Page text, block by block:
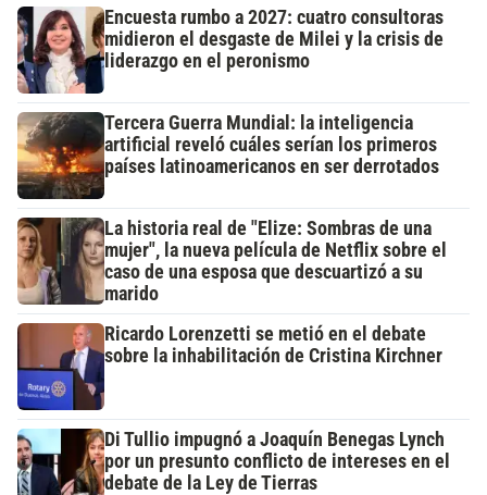
Encuesta rumbo a 2027: cuatro consultoras
midieron el desgaste de Milei y la crisis de
liderazgo en el peronismo
Tercera Guerra Mundial: la inteligencia
artificial reveló cuáles serían los primeros
países latinoamericanos en ser derrotados
La historia real de "Elize: Sombras de una
mujer", la nueva película de Netflix sobre el
caso de una esposa que descuartizó a su
marido
Ricardo Lorenzetti se metió en el debate
sobre la inhabilitación de Cristina Kirchner
Di Tullio impugnó a Joaquín Benegas Lynch
por un presunto conflicto de intereses en el
debate de la Ley de Tierras